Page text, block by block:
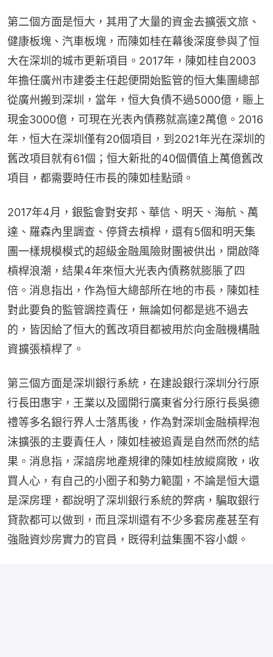
第二個方面是恒大，其用了大量的資金去擴張文旅、
健康板塊、汽車板塊，而陳如桂在幕後深度參與了恒
大在深圳的城市更新項目。2017年，陳如桂自2003
年擔任廣州市建委主任起便開始監管的恒大集團總部
從廣州搬到深圳，當年，恒大負債不過5000億，賑上
現金3000億，可現在光表內債務就高達2萬億。2016
年，恒大在深圳僅有20個項目，到2021年光在深圳的
舊改項目就有61個；恒大新批的40個價值上萬億舊改
項目，都需要時任市長的陳如桂點頭。
2017年4月，銀監會對安邦、華信、明天、海航、萬
達、羅森內里調查、停貸去槓桿，還有5個和明天集
團一樣規模模式的超級金融風險財團被供出，開啟降
槓桿浪潮，結果4年來恒大光表內債務就膨脹了四
倍。消息指出，作為恒大總部所在地的市長，陳如桂
對此要負的監管調控責任，無論如何都是逃不過去
的，皆因給了恒大的舊改項目都被用於向金融機構融
資擴張槓桿了。
第三個方面是深圳銀行系統，在建設銀行深圳分行原
行長田惠宇，王業以及國開行廣東省分行原行長吳德
禮等多名銀行界人士落馬後，作為對深圳金融槓桿泡
沫擴張的主要責任人，陳如桂被追責是自然而然的結
果。消息指，深諳房地產規律的陳如桂放縱腐敗，收
買人心，有自己的小圈子和勢力範圍，不論是恒大還
是深房理，都說明了深圳銀行系統的弊病，騙取銀行
貸款都可以做到，而且深圳還有不少多套房產甚至有
強融資炒房實力的官員，既得利益集團不容小覷。